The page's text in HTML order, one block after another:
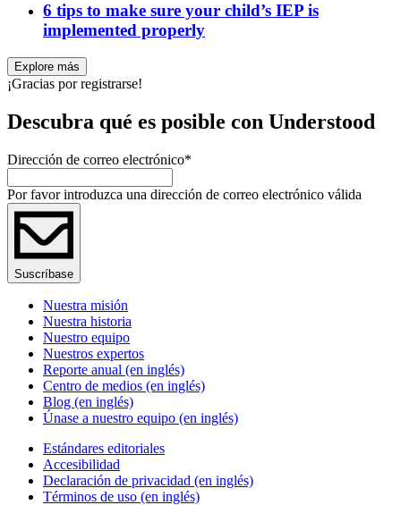
6 tips to make sure your child’s IEP is
implemented properly
Explore más
¡Gracias por registrarse!
Descubra qué es posible con Understood
Dirección de correo electrónico*
Por favor introduzca una dirección de correo electrónico válida
Suscríbase
Nuestra misión
Nuestra historia
Nuestro equipo
Nuestros expertos
Reporte anual (en inglés)
Centro de medios (en inglés)
Blog (en inglés)
Únase a nuestro equipo (en inglés)
Estándares editoriales
Accesibilidad
Declaración de privacidad (en inglés)
Términos de uso (en inglés)